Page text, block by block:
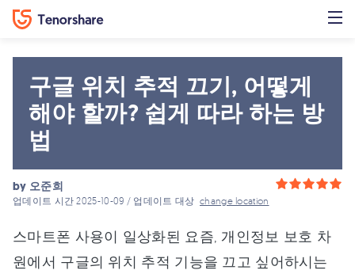
구글 위치 추적 끄기, 어떻게
해야 할까? 쉽게 따라 하는 방
법
by 오준희
업데이트 시간 2025-10-09 / 업데이트 대상change location
스마트폰 사용이 일상화된 요즘, 개인정보 보호 차
원에서 구글의 위치 추적 기능을 끄고 싶어하시는